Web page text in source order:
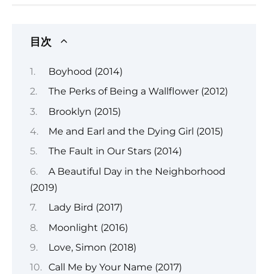
目次
Boyhood (2014)
The Perks of Being a Wallflower (2012)
Brooklyn (2015)
Me and Earl and the Dying Girl (2015)
The Fault in Our Stars (2014)
A Beautiful Day in the Neighborhood
(2019)
Lady Bird (2017)
Moonlight (2016)
Love, Simon (2018)
Call Me by Your Name (2017)